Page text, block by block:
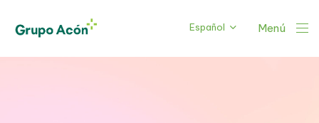
Español Menú